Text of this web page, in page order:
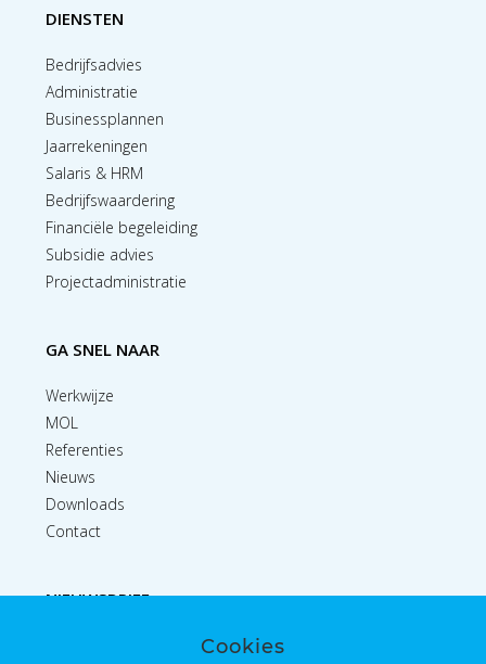
DIENSTEN
Bedrijfsadvies
Administratie
Businessplannen
Jaarrekeningen
Salaris & HRM
Bedrijfswaardering
Financiële begeleiding
Subsidie advies
Projectadministratie
GA SNEL NAAR
Werkwijze
MOL
Referenties
Nieuws
Downloads
Contact
NIEUWSBRIEF
Cookies